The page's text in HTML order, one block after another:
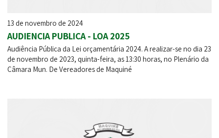
13 de novembro de 2024
AUDIENCIA PUBLICA - LOA 2025
Audiência Pública da Lei orçamentária 2024. A realizar-se no dia 23
de novembro de 2023, quinta-feira, as 13:30 horas, no Plenário da
Câmara Mun. De Vereadores de Maquiné